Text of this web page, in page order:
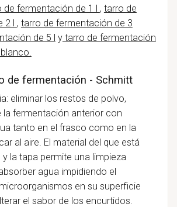
de fermentación de 1 l , tarro de
2 l , tarro de fermentación de 3
de 5 l ytarro de fermentación
de fermentación - Schmitt
eliminar los restos de polvo,
la fermentación anterior con
tanto en el frasco como en la
al aire. El material del que está
la tapa permite una limpieza
agua impidiendo el
en su superficie
el sabor de los encurtidos.